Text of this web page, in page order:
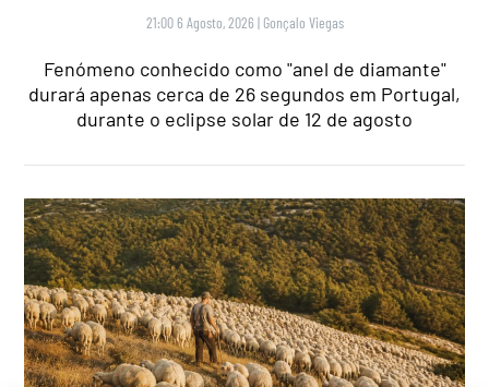
21:00 6 Agosto, 2026 | Gonçalo Viegas
Fenómeno conhecido como "anel de diamante"
durará apenas cerca de 26 segundos em Portugal,
durante o eclipse solar de 12 de agosto